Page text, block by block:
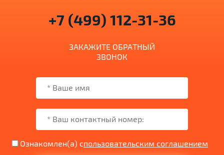
+7 (499) 112-31-36
ЗАКАЖИТЕ ОБРАТНЫЙ
ЗВОНОК
Ознакомлен(а) спользовательским соглашением